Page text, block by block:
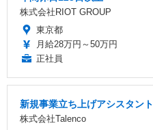
株式会社RIOT GROUP
東京都
月給28万円～50万円
正社員
新規事業立ち上げアシスタント
株式会社Talenco